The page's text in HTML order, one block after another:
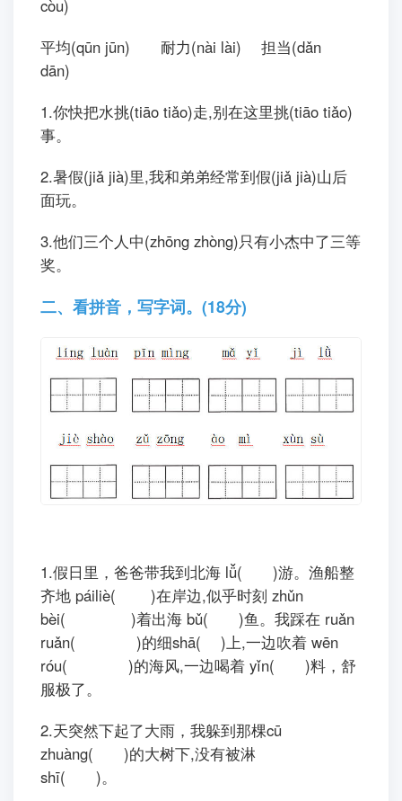
còu)
平均(qūn jūn) 耐力(nài lài) 担当(dǎn
dān)
1.你快把水挑(tiāo tiǎo)走,别在这里挑(tiāo tiǎo)
事。
2.暑假(jiǎ jià)里,我和弟弟经常到假(jiǎ jià)山后
面玩。
3.他们三个人中(zhōng zhòng)只有小杰中了三等
奖。
二、看拼音，写字词。(18分)
1.假日里，爸爸带我到北海 lǚ( )游。渔船整
齐地 páiliè( )在岸边,似乎时刻 zhǔn
bèi( )着出海 bǔ( )鱼。我踩在 ruǎn
ruǎn( )的细shā( )上,一边吹着 wēn
róu( )的海风,一边喝着 yǐn( )料，舒
服极了。
2.天突然下起了大雨，我躲到那棵cū
zhuàng( )的大树下,没有被淋
shī( )。